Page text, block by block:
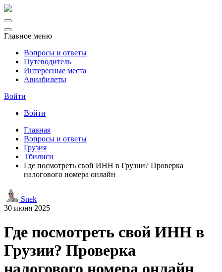
Главное меню
Вопросы и ответы
Путеводитель
Интересные места
Авиабилеты
Войти
Войти
Главная
Вопросы и ответы
Грузия
Тбилиси
Где посмотреть свой ИНН в Грузии? Проверка
налогового номера онлайн
Snek
30 июня 2025
Где посмотреть свой ИНН в
Грузии? Проверка